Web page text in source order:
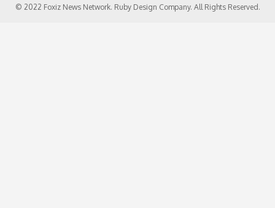
© 2022 Foxiz News Network. Ruby Design Company. All Rights Reserved.